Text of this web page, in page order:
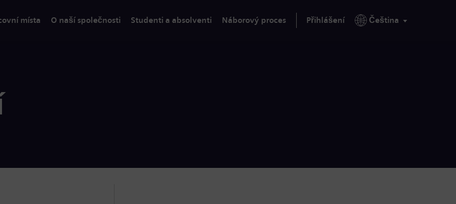
místa O naší společnosti Studenti a absolventi Náborový proces Přihlášení Čeština